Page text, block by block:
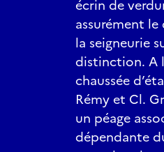
écrin de
assurément
la seigneurie
distinction. A
chaussée
Rémy et Cl.
un péage
dépendante